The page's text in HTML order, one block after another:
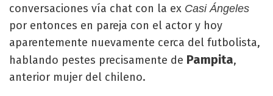
conversaciones vía chat con la ex Casi Ángeles
por entonces en pareja con el actor y hoy
aparentemente nuevamente cerca del futbolista,
hablando pestes precisamente de Pampita,
anterior mujer del chileno.